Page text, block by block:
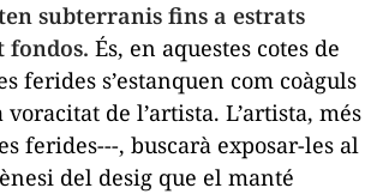
subterranis fins a estrats
fondos. És, en aquestes cotes de
ferides s’estanquen com coàguls
de l’artista. L’artista, més
ferides---, buscarà exposar-les al
del desig que el manté